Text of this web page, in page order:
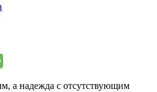
а надежда с отсутствующим